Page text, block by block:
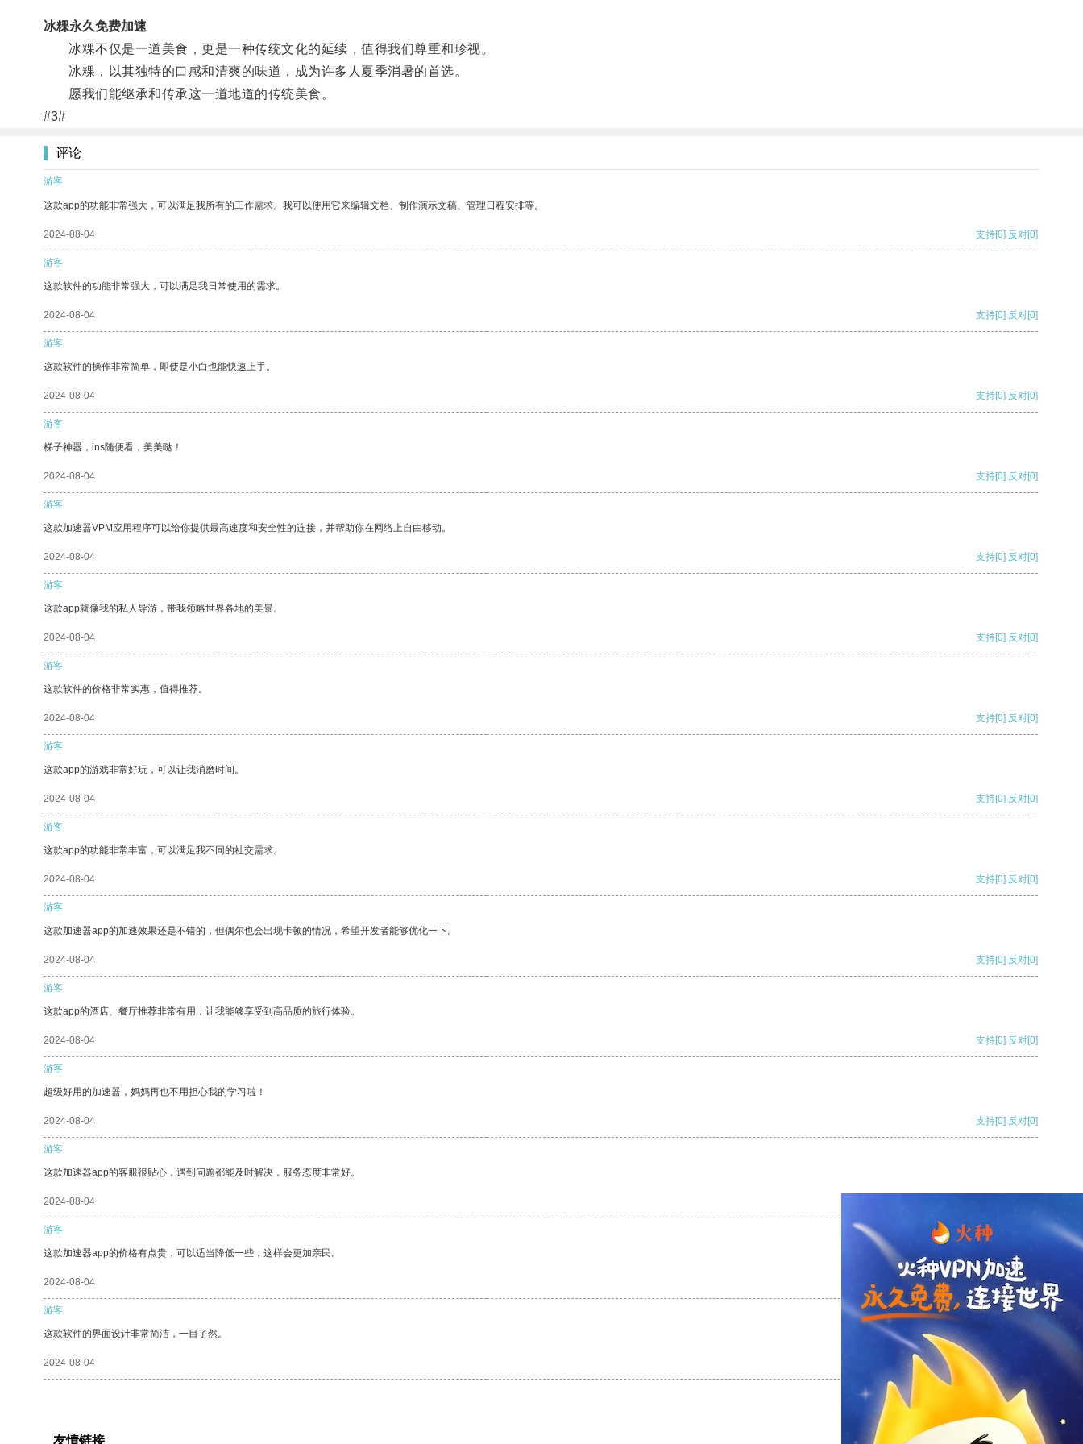
冰粿永久免费加速
冰粿不仅是一道美食，更是一种传统文化的延续，值得我们尊重和珍视。
冰粿，以其独特的口感和清爽的味道，成为许多人夏季消暑的首选。
愿我们能继承和传承这一道地道的传统美食。
#3#
评论
游客
这款app的功能非常强大，可以满足我所有的工作需求。我可以使用它来编辑文档、制作演示文稿、管理日程安排等。
2024-08-04 支持[0] 反对[0]
游客
这款软件的功能非常强大，可以满足我日常使用的需求。
2024-08-04 支持[0] 反对[0]
游客
这款软件的操作非常简单，即使是小白也能快速上手。
2024-08-04 支持[0] 反对[0]
游客
梯子神器，ins随便看，美美哒！
2024-08-04 支持[0] 反对[0]
游客
这款加速器VPM应用程序可以给你提供最高速度和安全性的连接，并帮助你在网络上自由移动。
2024-08-04 支持[0] 反对[0]
游客
这款app就像我的私人导游，带我领略世界各地的美景。
2024-08-04 支持[0] 反对[0]
游客
这款软件的价格非常实惠，值得推荐。
2024-08-04 支持[0] 反对[0]
游客
这款app的游戏非常好玩，可以让我消磨时间。
2024-08-04 支持[0] 反对[0]
游客
这款app的功能非常丰富，可以满足我不同的社交需求。
2024-08-04 支持[0] 反对[0]
游客
这款加速器app的加速效果还是不错的，但偶尔也会出现卡顿的情况，希望开发者能够优化一下。
2024-08-04 支持[0] 反对[0]
游客
这款app的酒店、餐厅推荐非常有用，让我能够享受到高品质的旅行体验。
2024-08-04 支持[0] 反对[0]
游客
超级好用的加速器，妈妈再也不用担心我的学习啦！
2024-08-04 支持[0] 反对[0]
游客
这款加速器app的客服很贴心，遇到问题都能及时解决，服务态度非常好。
2024-08-04
游客
这款加速器app的价格有点贵，可以适当降低一些，这样会更加亲民。
2024-08-04 支持 [0] 反对 [0]
游客
这款软件的界面设计非常简洁，一目了然。
2024-08-04 支持
友情链接